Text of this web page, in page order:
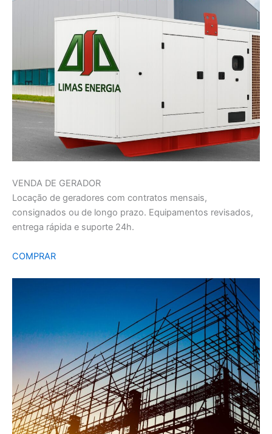
VENDA DE GERADOR
Locação de geradores com contratos mensais,
consignados ou de longo prazo. Equipamentos revisados,
entrega rápida e suporte 24h.
COMPRAR